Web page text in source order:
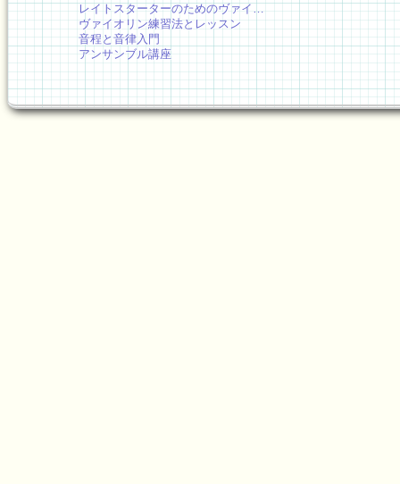
レイトスターターのためのヴァイ…
ヴァイオリン練習法とレッスン
音程と音律入門
アンサンブル講座